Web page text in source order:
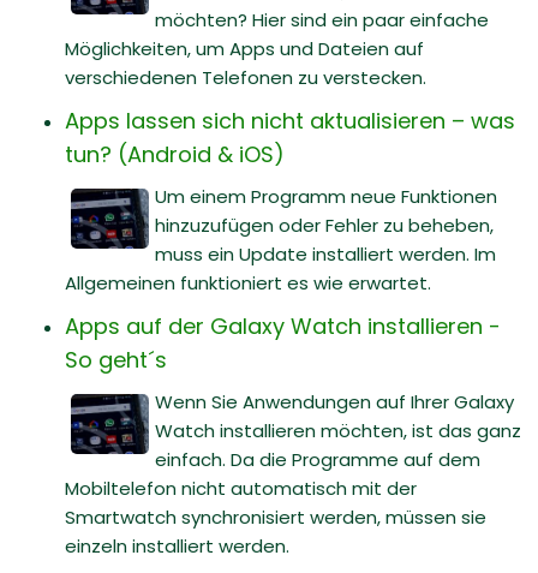
möchten? Hier sind ein paar einfache
Möglichkeiten, um Apps und Dateien auf
verschiedenen Telefonen zu verstecken.
Apps lassen sich nicht aktualisieren – was
tun? (Android & iOS)
Um einem Programm neue Funktionen
hinzuzufügen oder Fehler zu beheben,
muss ein Update installiert werden. Im
Allgemeinen funktioniert es wie erwartet.
Apps auf der Galaxy Watch installieren -
So geht´s
Wenn Sie Anwendungen auf Ihrer Galaxy
Watch installieren möchten, ist das ganz
einfach. Da die Programme auf dem
Mobiltelefon nicht automatisch mit der
Smartwatch synchronisiert werden, müssen sie
einzeln installiert werden.